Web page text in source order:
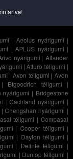
|Aeolus nyárigumi |
|APLUS nyárigumi |
nyárigumi |Atlander
|Atturo téligumi |
|Avon téligumi |Avon
| Bfgoodrich téligumi |
nyárigumi | Bridgestone
| Cachland nyárigumi |
|Chengshan nyárigumi |
téligumi |Compasal
| Cooper téligumi |
| Dayton téligumi |
| Delinte téligumi |
| Dunlop téligumi |